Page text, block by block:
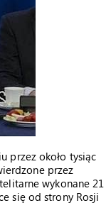
przez około tysiąc
przez
wykonane 21
się od strony Rosji